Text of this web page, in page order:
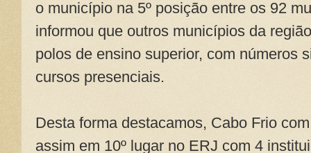
o município na 5º posição entre os 92
informou que outros municípios da
polos de ensino superior, com números
cursos presenciais.
Desta forma destacamos, Cabo Frio
assim em 10º lugar no ERJ com 4